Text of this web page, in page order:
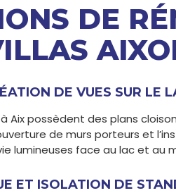
DE
DE VUES SUR LE
Aix possèdent des plans
de murs porteurs et
lumineuses face au lac et au
ET ISOLATION DE